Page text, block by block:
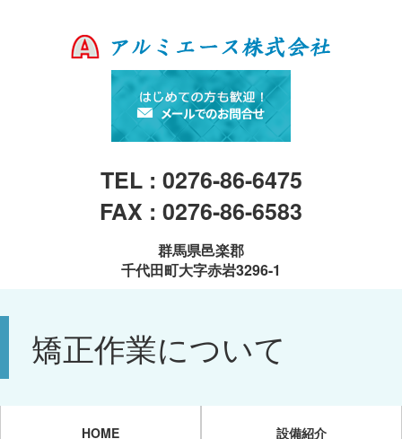
TEL : 0276-86-6475
FAX : 0276-86-6583
群馬県邑楽郡
千代田町大字赤岩3296-1
矯正作業について
HOME 設備紹介